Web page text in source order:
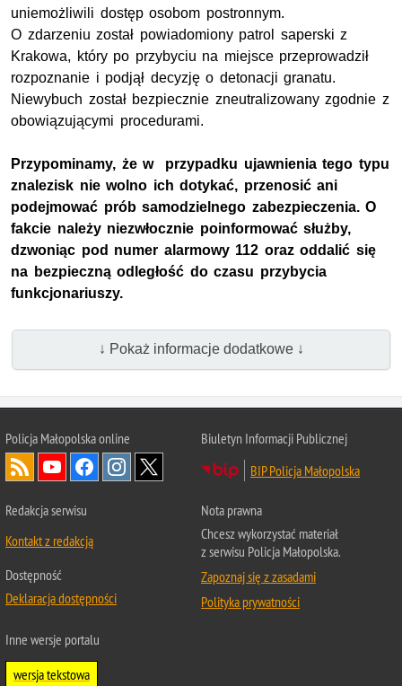
uniemożliwili dostęp osobom postronnym.
O zdarzeniu został powiadomiony patrol saperski z
Krakowa, który po przybyciu na miejsce przeprowadził
rozpoznanie i podjął decyzję o detonacji granatu.
Niewybuch został bezpiecznie zneutralizowany zgodnie z
obowiązującymi procedurami.
Przypominamy, że w przypadku ujawnienia tego typu
znalezisk nie wolno ich dotykać, przenosić ani
podejmować prób samodzielnego zabezpieczenia. O
fakcie należy niezwłocznie poinformować służby,
dzwoniąc pod numer alarmowy 112 oraz oddalić się
na bezpieczną odległość do czasu przybycia
funkcjonariuszy.
↓ Pokaż informacje dodatkowe ↓
Policja Małopolska online
Biuletyn Informacji Publicznej
BIP Policja Małopolska
Redakcja serwisu
Kontakt z redakcją
Dostępność
Deklaracja dostępności
Nota prawna
Chcesz wykorzystać materiał
z serwisu Policja Małopolska.
Zapoznaj się z zasadami
Polityka prywatności
Inne wersje portalu
wersja tekstowa